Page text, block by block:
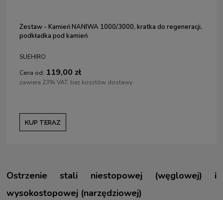
Zestaw - Kamień NANIWA 1000/3000, kratka do regeneracji,
podkładka pod kamień
SUEHIRO
Cena od: 119,00 zł
zawiera 23% VAT, bez kosztów dostawy
KUP TERAZ
Ostrzenie stali niestopowej (węglowej) i
wysokostopowej (narzędziowej)